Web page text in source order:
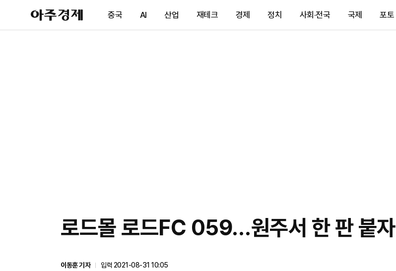
아
주
제
중국 AI 산업 재테크 경제 정치 사회·전국 국제 포토
​로드몰 로드FC 059…원주서 한 판 붙자
이동훈 기자
입력 2021-08-31 10:05